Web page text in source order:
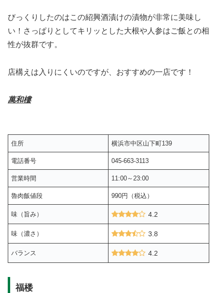
びっくりしたのはこの紹興酒漬けの漬物が非常に美味し
い！さっぱりとしてキリッとした大根や人参はご飯との相
性が抜群です。
店構えは入りにくいのですが、おすすめの一店です！
萬和樓
住所 横浜市中区山下町139
電話番号 045-663-3113
営業時間 11:00～23:00
魯肉飯値段 990円（税込）
味（旨み） 4.2
味（濃さ） 3.8
バランス 4.2
福楼